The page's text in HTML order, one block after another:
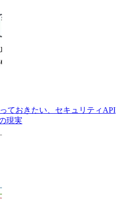
ておきたい、セキュリティAPI
現実